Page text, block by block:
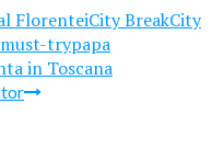
FlorenteiCity BreakCity
must-trypapa
in Toscana